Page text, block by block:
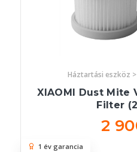
Háztartási eszköz
XIAOMI Dust Mite
Filter
2
1 év garancia